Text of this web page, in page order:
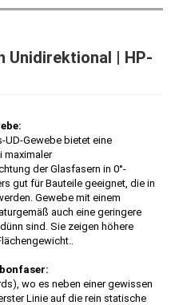
Unidirektional | HP-
UD-Gewebe bietet eine
maximaler
der Glasfasern in 0°-
gut für Bauteile geeignet, die in
Gewebe mit einem
auch eine geringere
sind. Sie zeigen höhere
wo es neben einer gewissen
Linie auf die rein statische